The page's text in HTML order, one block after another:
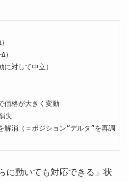
）
対して中立）
価格が大きく変動
失
解消（＝ポジション“デルタ”を再調
に動いても対応できる」状